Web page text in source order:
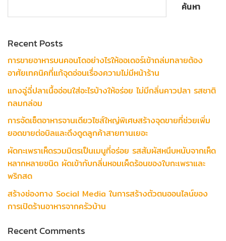
ค้นหา
Recent Posts
การขายอาหารบนคอนโดอย่างไรให้ออเดอร์เข้าถล่มทลายต้อง
อาศัยเทคนิคที่แก้จุดอ่อนเรื่องความไม่มีหน้าร้าน
แกงฉู่ฉี่ปลาเนื้ออ่อนใส่อะไรบ้างให้อร่อย ไม่มีกลิ่นคาวปลา รสชาติ
กลมกล่อม
การจัดเซ็ตอาหารจานเดียวไซส์ใหญ่พิเศษสร้างจุดขายที่ช่วยเพิ่ม
ยอดขายต่อบิลและดึงดูดลูกค้าสายทานเยอะ
ผัดกะเพราเห็ดรวมมิตรเป็นเมนูที่อร่อย รสสัมผัสหนึบหนับจากเห็ด
หลากหลายชนิด ผัดเข้ากับกลิ่นหอมเผ็ดร้อนของใบกะเพราและ
พริกสด
สร้างช่องทาง Social Media ในการสร้างตัวตนออนไลน์ของ
การเปิดร้านอาหารจากครัวบ้าน
Recent Comments